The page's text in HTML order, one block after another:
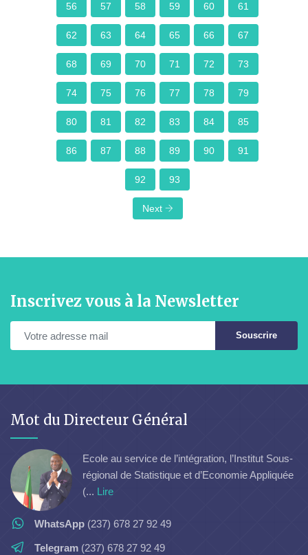
56 57 58 59 60 61
62 63 64 65 66 67
68 69 70 71 72 73
74 75 76 77 78 79
80 81 82 83 84 85
86 87 88 89 90 91
92 93
Next
Inscrivez vous à la Newsletter
Souscrire
Mot du Directeur Général
Ecole au service de l’intégration, l’Institut Sous-
régional de Statistique et d’Economie Appliquée
(... Lire
WhatsApp (237) 678 27 92 49
Telegram (237) 678 27 92 49